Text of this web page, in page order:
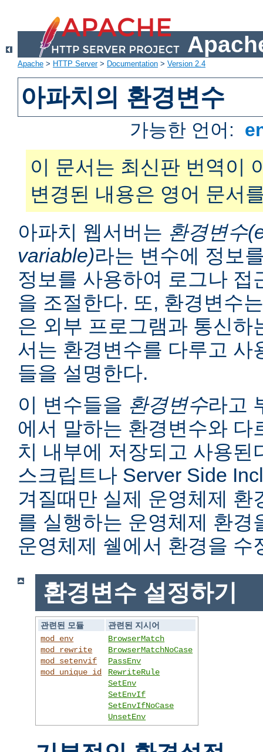
Apache > HTTP Server> Documentation > Version 2.4
아파치의 환경변수
가능한 언어:
이 문서는 최신판 번역이
변경된 내용은 영어 문서
아파치 웹서버는 환경변수
variable)라는 변수에 정보
정보를 사용하여 로그나 접
을 조절한다. 또, 환경변수
은 외부 프로그램과 통신하
서는 환경변수를 다루고 사
들을 설명한다.
이 변수들을 환경변수라고
에서 말하는 환경변수와 다
치 내부에 저장되고 사용된
스크립트나 Server Side
겨질때만 실제 운영체제 환
를 실행하는 운영체제 환경
운영체제 쉘에서 환경을 수
환경변수 설정하기
관련된 모듈
관련된 지시어
mod_env
mod_rewrite
mod_setenvif
mod_unique_id
BrowserMatch
BrowserMatchNoCase
PassEnv
RewriteRule
SetEnv
SetEnvIf
SetEnvIfNoCase
UnsetEnv